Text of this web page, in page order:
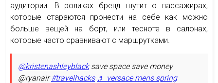
аудитории. В роликах бренд шутит о пассажирах,
которые стараются пронести на себе как можно
больше вещей на борт, или тесноте в салонах,
которые часто сравнивают с маршрутками.
@kristenashleyblacksave space save money
@ryanair#travelhacks ♬ versace mens spring